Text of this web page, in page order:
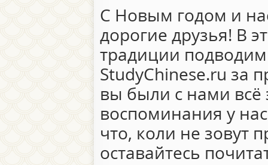
С Новым годом и
дорогие друзья! В
традиции
StudyChinese.ru за
вы были с нами всё
воспоминания у
что, коли не зовут
оставайтесь